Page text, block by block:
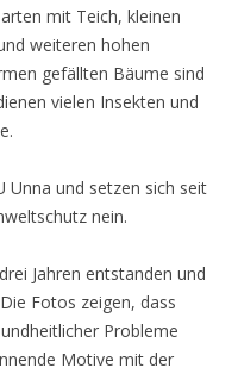
mit Teich, kleinen
weiteren hohen
gefällten Bäume sind
vielen Insekten und
Unna und setzen sich seit
nein.
Jahren entstanden und
Fotos zeigen, dass
Probleme
Motive mit der